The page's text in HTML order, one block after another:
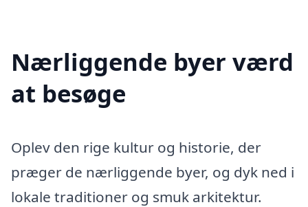
Nærliggende byer værd
at besøge
Oplev den rige kultur og historie, der
præger de nærliggende byer, og dyk ned i
lokale traditioner og smuk arkitektur.